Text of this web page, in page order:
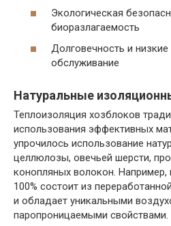
Экологическая
биоразлагаемость
Долговечность и
обслуживание
Натуральные
Теплоизоляция хозблоков
использования эффективных
упрочилось использование
целлюлозы, овечьей шерсти,
конопляных волокон.
100% состоит из
и обладает уникальными
паропроницаемыми свойствами.